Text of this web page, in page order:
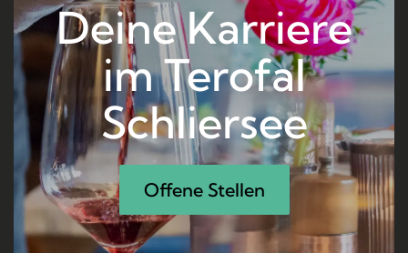
Deine Karriere
im Terofal
Schliersee
Offene Stellen